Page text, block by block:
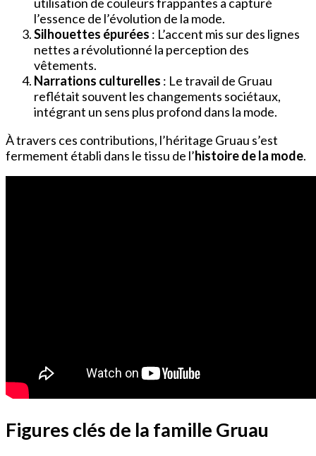
l’essence de l’évolution de la mode.
Silhouettes épurées : L’accent mis sur des lignes
nettes a révolutionné la perception des
vêtements.
Narrations culturelles : Le travail de Gruau
reflétait souvent les changements sociétaux,
intégrant un sens plus profond dans la mode.
À travers ces contributions, l’héritage Gruau s’est
fermement établi dans le tissu de l’histoire de la mode.
Figures clés de la famille Gruau